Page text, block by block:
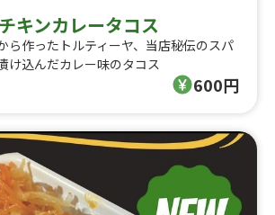
キンカレータコス
ら作ったトルティーヤ、当店秘伝のスパ
け込んだカレー味のタコス
600円